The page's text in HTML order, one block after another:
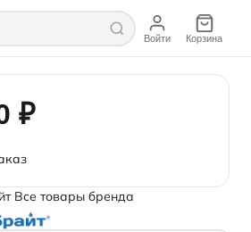
Войти Корзина
₽
Все товары бренда